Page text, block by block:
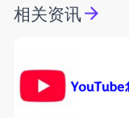
相关资讯